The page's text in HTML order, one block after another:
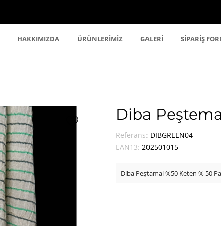
HAKKIMIZDA ÜRÜNLERİMİZ GALERİ SİPARİŞ
Diba
Referans: DIBGREEN04
EAN13: 202501015
Diba Peştamal %50 Keten % 50